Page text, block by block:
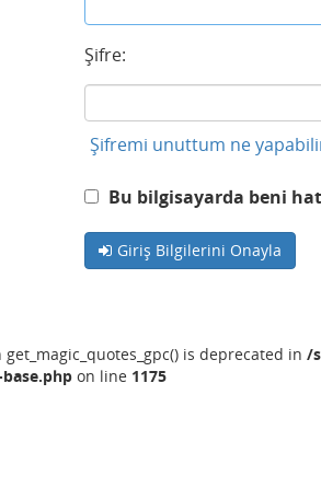
Şifre:
Şifremi unuttum ne
Bu bilgisayarda beni
Giriş Bilgilerini Onayla
get_magic_quotes_gpc() is deprecated in /
on line 1175